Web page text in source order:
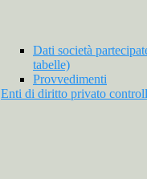
Dati società
tabelle)
Provvedimenti
Enti di diritto privato